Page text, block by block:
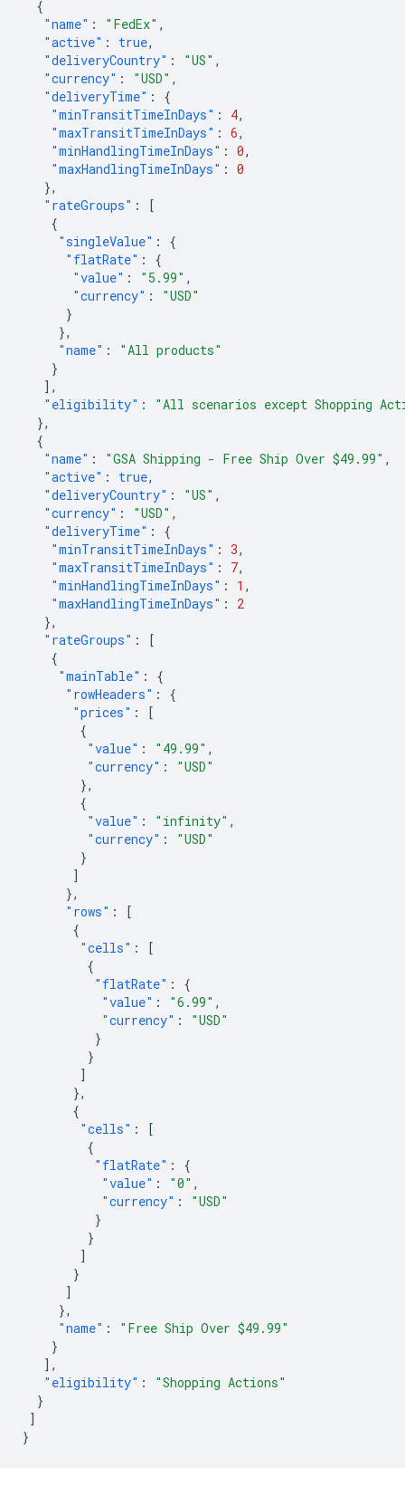
{
"name" : "FedEx" ,
"active" : true,
"deliveryCountry" : "US" ,
"currency" : "USD" ,
"deliveryTime" :
{
"minTransitTimeInDays" : 4,
"maxTransitTimeInDays" : 6,
"minHandlingTimeInDays" : 0,
"maxHandlingTimeInDays" : 0
},
"rateGroups" :
[
{
"singleValue" :
{
"flatRate" :
{
"value" : "5.99" ,
"currency" :
"USD"
}
},
"name" :
"All products"
}
],
"eligibility" :
"All scenarios except Shopping
},
{
"name" : "GSA Shipping - Free Ship Over $49.99" ,
"active" : true,
"deliveryCountry" : "US" ,
"currency" : "USD" ,
"deliveryTime" :
{
"minTransitTimeInDays" : 3,
"maxTransitTimeInDays" : 7,
"minHandlingTimeInDays" : 1 ,
"maxHandlingTimeInDays" :
2
},
"rateGroups" :
[
{
"mainTable" :
{
"rowHeaders" :
{
"prices" :
[
{
"value" : "49.99" ,
"currency" :
"USD"
},
{
"value" : "infinity" ,
"currency" :
"USD"
}
]
},
"rows" :
[
{
"cells" :
[
{
"flatRate" :
{
"value" : "6.99" ,
"currency" :
"USD"
}
}
]
},
{
"cells" :
[
{
"flatRate" :
{
"value" : "0" ,
"currency" :
"USD"
}
}
]
}
]
},
"name" :
"Free Ship Over $49.99"
}
],
"eligibility" :
"Shopping Actions"
}
]
}